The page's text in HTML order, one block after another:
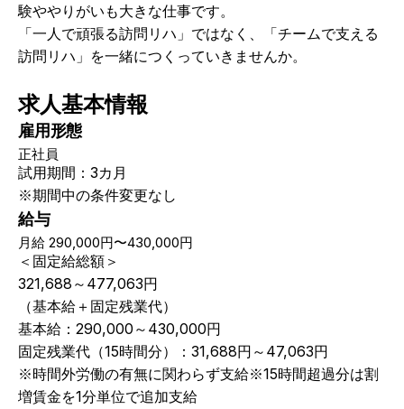
験ややりがいも大きな仕事です。
「一人で頑張る訪問リハ」ではなく、「チームで支える
訪問リハ」を一緒につくっていきませんか。
求人基本情報
雇用形態
正社員
試用期間：3カ月
※期間中の条件変更なし
給与
月給 290,000円〜430,000円
＜固定給総額＞
321,688～477,063円
（基本給＋固定残業代）
基本給：290,000～430,000円
固定残業代（15時間分）：31,688円～47,063円
※時間外労働の有無に関わらず支給※15時間超過分は割
増賃金を1分単位で追加支給